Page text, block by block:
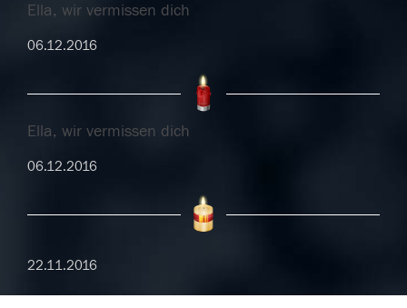
Ella, wir vermissen dich
06.12.2016
Ella, wir vermissen dich
06.12.2016
22.11.2016